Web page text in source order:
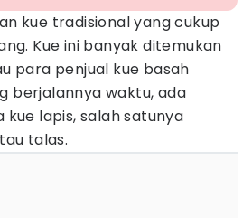
kue tradisional yang cukup
Kue ini banyak ditemukan
para penjual kue basah
berjalannya waktu, ada
kue lapis, salah satunya
talas.